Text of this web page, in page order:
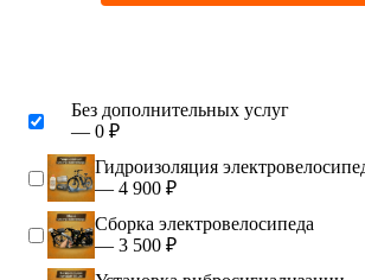
Без дополнительных услуг
— 0 ₽
Гидроизоляция
— 4 900 ₽
Сборка электровелосипеда
— 3 500 ₽